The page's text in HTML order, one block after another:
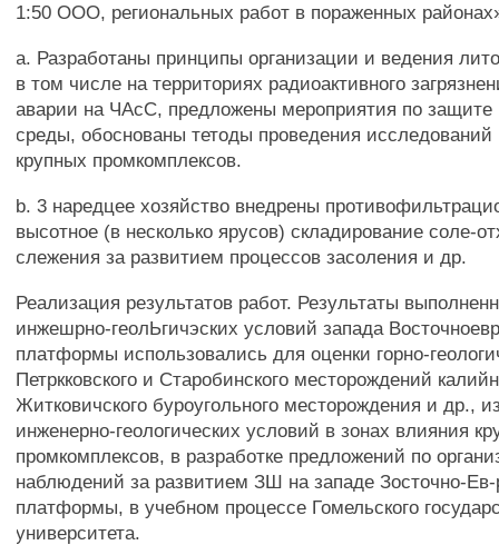
1:50 ООО, региональных работ в пораженных
a. Разработаны принципы организации и ведения
в том числе на территориях радиоактивного
аварии на ЧАсС, предложены мероприятия по защите
среды, обоснованы тетоды проведения исследований
крупных промкомплексов.
b. 3 наредцее хозяйство внедрены
высотное (в несколько ярусов) складирование соле-
слежения за развитием процессов засоления и др.
Реализация результатов работ. Результаты
инжешрно-геолЬгичэских условий запада
платформы использовались для оценки горно-
Петркковского и Старобинского месторождений
Житковичского буроугольного месторождения и др.,
инженерно-геологических условий в зонах влияния
промкомплексов, в разработке предложений по
наблюдений за развитием ЗШ на западе Зосточно-Ев-
платформы, в учебном процессе Гомельского
университета.